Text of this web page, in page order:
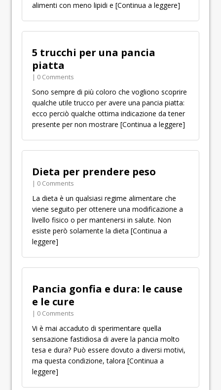
alimenti con meno lipidi e [Continua a leggere]
5 trucchi per una pancia
piatta
| 0 Comments
Sono sempre di più coloro che vogliono scoprire
qualche utile trucco per avere una pancia piatta:
ecco perciò qualche ottima indicazione da tener
presente per non mostrare [Continua a leggere]
Dieta per prendere peso
| 0 Comments
La dieta è un qualsiasi regime alimentare che
viene seguito per ottenere una modificazione a
livello fisico o per mantenersi in salute. Non
esiste però solamente la dieta [Continua a
leggere]
Pancia gonfia e dura: le cause
e le cure
| 0 Comments
Vi è mai accaduto di sperimentare quella
sensazione fastidiosa di avere la pancia molto
tesa e dura? Può essere dovuto a diversi motivi,
ma questa condizione, talora [Continua a
leggere]